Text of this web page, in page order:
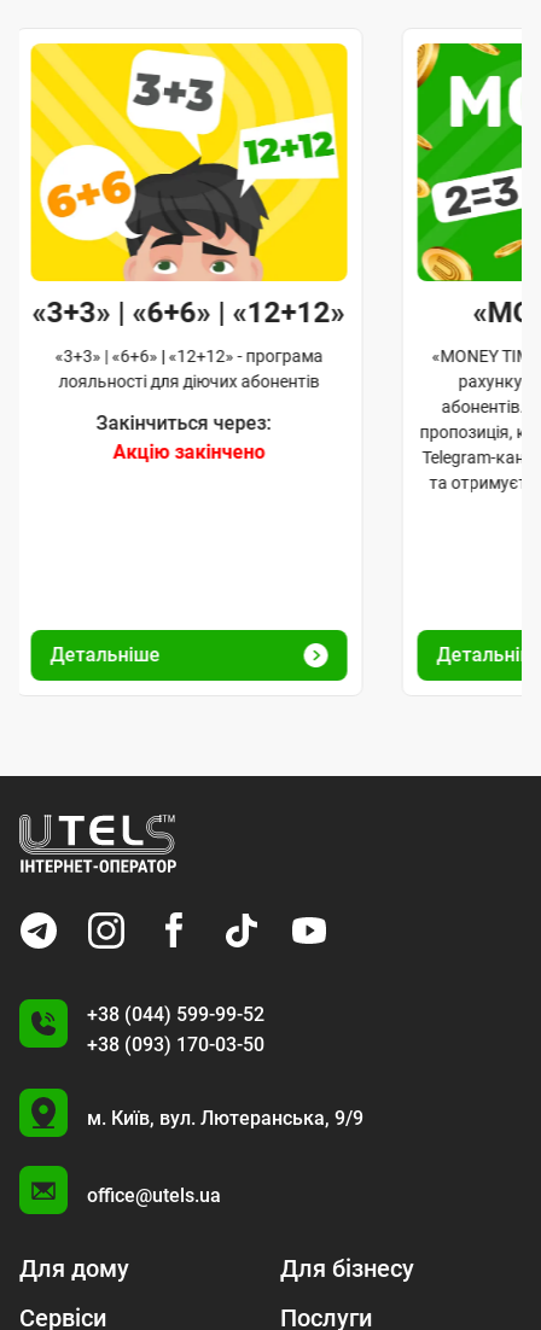
«3+3» | «6+6» | «12+12»
«3+3» | «6+6» | «12+12» - програма
лояльності для діючих абонентів
Закінчиться через:
Акцію закінчено
Детальніше
«MONEY
рахунку
абонентів.
пропозиція,
Telegram-
та
+38 (044) 599-99-52
+38 (093) 170-03-50
U
м. Київ, вул. Лютеранська, 9/9
office@utels.ua
Для дому
Для бізнесу
Сервіси
Послуги